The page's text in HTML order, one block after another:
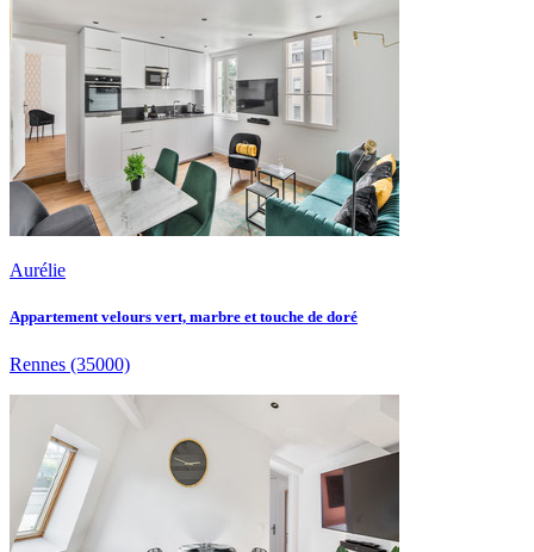
Aurélie
Appartement velours vert, marbre et touche de doré
Rennes (35000)